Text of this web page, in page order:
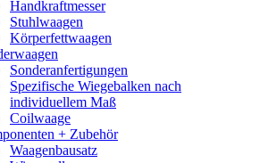
Handkraftmesser
Stuhlwaagen
Körperfettwaagen
Sonderanfertigungen
Spezifische Wiegebalken nach
individuellem Maß
Coilwaage
+ Zubehör
Waagenbausatz